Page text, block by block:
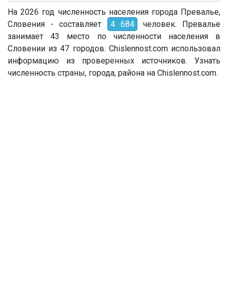
На 2026 год численность населения города Превалье,
Словения - составляет
4 684 человек. Превалье
занимает 43 место по численности населения в
Словении из 47 городов. Chislennost.com использовал
информацию из проверенных источников. Узнать
численность страны, города, района на Chislennost.com.